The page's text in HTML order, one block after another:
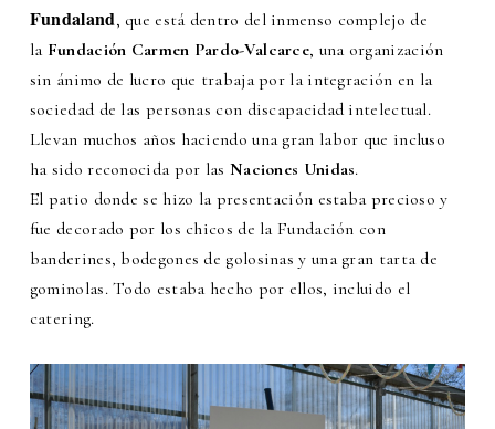
Fundaland, que está dentro del inmenso complejo de
la Fundación Carmen Pardo-Valcarce, una organización
sin ánimo de lucro que trabaja por la integración en la
sociedad de las personas con discapacidad intelectual.
Llevan muchos años haciendo una gran labor que incluso
ha sido reconocida por las Naciones Unidas.
El patio donde se hizo la presentación estaba precioso y
fue decorado por los chicos de la Fundación con
banderines, bodegones de golosinas y una gran tarta de
gominolas. Todo estaba hecho por ellos, incluido el
catering.